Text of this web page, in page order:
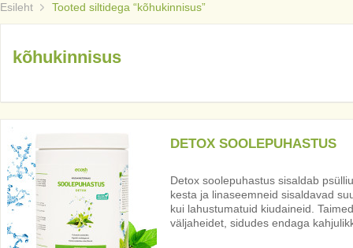
Esileht Tooted siltidega “kõhukinnisus”
kõhukinnisus
DETOX SOOLEPUHASTUS
Detox soolepuhastus sisaldab
kesta ja linaseemneid sisaldavad
kui lahustumatuid kiudaineid.
väljaheidet, sidudes endaga